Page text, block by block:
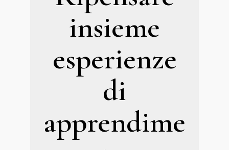
insieme
esperienze
di
apprendime